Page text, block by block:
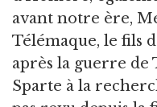
avant notre ère,
Télémaque, le fils
après la guerre de
Sparte à la